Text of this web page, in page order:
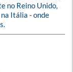
no Reino Unido,
na Itália - onde